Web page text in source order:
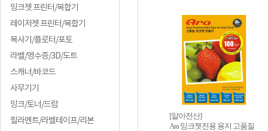
잉크젯 프린터/복합기
레이저젯 프린터/복합기
복사기/플로터/포토
라벨/영수증/3D/도트
스캐너/바코드
사무기기
잉크/토너/드럼
필라멘트/라벨테이프/리본
[알아전산]
Ara 잉크젯전용 용지 고품질